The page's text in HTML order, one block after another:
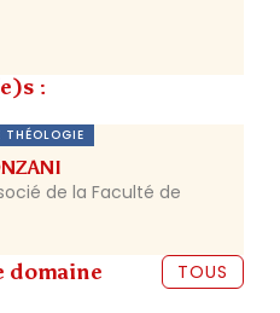
:
THÉOLOGIE
de la Faculté de
domaine TOUS